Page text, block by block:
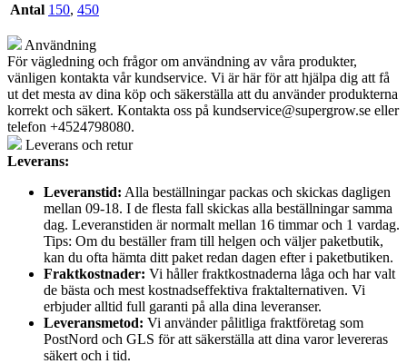
Antal 150, 450
Användning
För vägledning och frågor om användning av våra produkter,
vänligen kontakta vår kundservice. Vi är här för att hjälpa dig att få
ut det mesta av dina köp och säkerställa att du använder produkterna
korrekt och säkert. Kontakta oss på kundservice@supergrow.se eller
telefon +4524798080.
Leverans och retur
Leverans:
Leveranstid: Alla beställningar packas och skickas dagligen
mellan 09-18. I de flesta fall skickas alla beställningar samma
dag. Leveranstiden är normalt mellan 16 timmar och 1 vardag.
Tips: Om du beställer fram till helgen och väljer paketbutik,
kan du ofta hämta ditt paket redan dagen efter i paketbutiken.
Fraktkostnader: Vi håller fraktkostnaderna låga och har valt
de bästa och mest kostnadseffektiva fraktalternativen. Vi
erbjuder alltid full garanti på alla dina leveranser.
Leveransmetod: Vi använder pålitliga fraktföretag som
PostNord och GLS för att säkerställa att dina varor levereras
säkert och i tid.